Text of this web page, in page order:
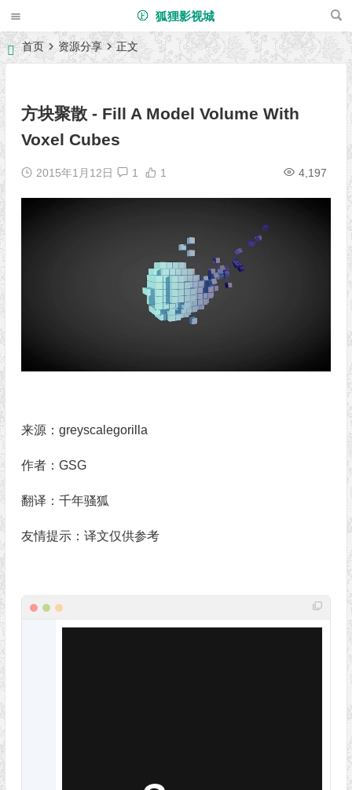
狐狸影视城
首页 资源分享 正文
方块聚散 - Fill A Model Volume With
Voxel Cubes
2015年1月12日 1 4,197
1
来源：greyscalegorilla
作者：GSG
翻译：千年骚狐
友情提示：译文仅供参考